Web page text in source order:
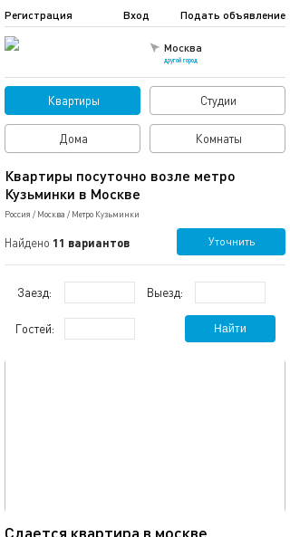
Москва
другой город
Подать объявление
Регистрация Вход
Квартиры Студии
Дома Комнаты
Квартиры посуточно возле метро
Кузьминки в Москве
Россия / Москва / Метро Кузьминки
Найдено 11 вариантов Уточнить
Заезд: Выезд:
Гостей: Найти
Сдается квaртирa в москве